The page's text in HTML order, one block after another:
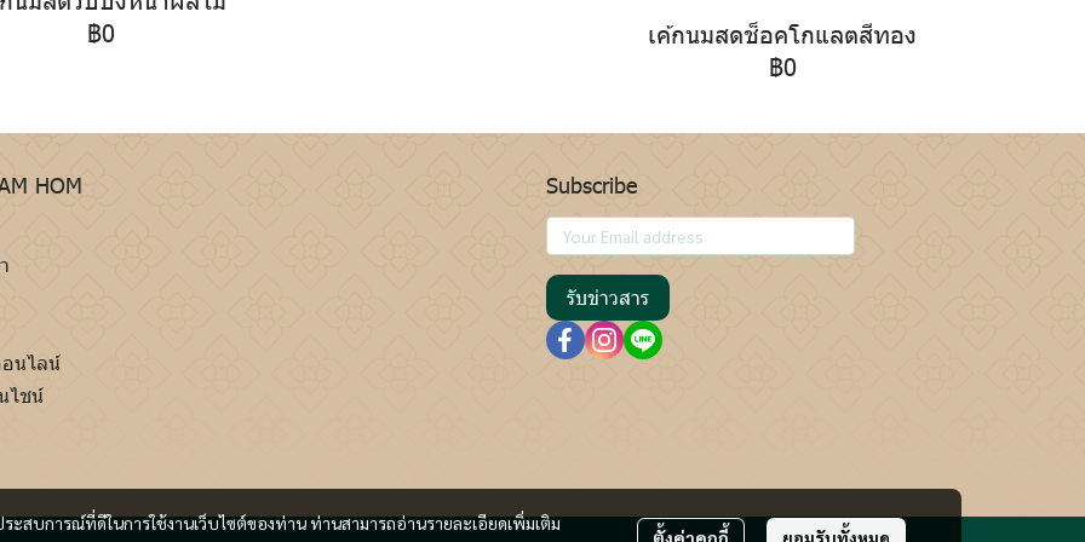
฿0
เค้กนมสดช็อคโกแลตสีทอง
฿0
สบการณ์ที่ดีในการใช้งานเว็บไซต์ของท่าน ท่านสามารถอ่านรายละเอียดเพิ่มเติม
ตั้งค่าคุกกี้ ยอมรับทั้งหมด
HOM
นไลน์
ไชน์
Subscribe
รับข่าวสาร